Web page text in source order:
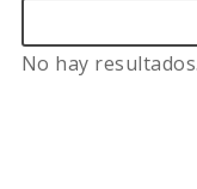
No hay resultados.